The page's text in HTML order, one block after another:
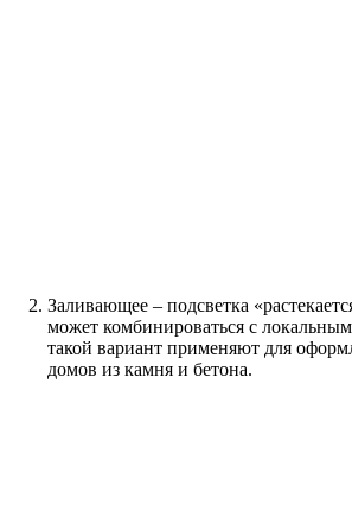
Заливающее – подсветка
может комбинироваться с
такой вариант применяют для
домов из камня и бетона.